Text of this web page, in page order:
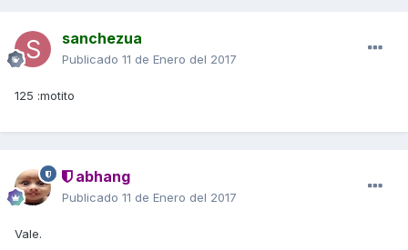
sanchezua
Publicado 11 de Enero del 2017
125 :motito
abhang
Publicado 11 de Enero del 2017
Vale.